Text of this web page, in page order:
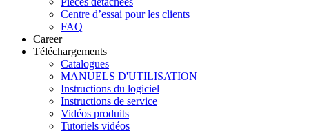
Centre d’essai pour les clients
FAQ
Career
Téléchargements
Catalogues
MANUELS D'UTILISATION
Instructions du logiciel
Instructions de service
Vidéos produits
Tutoriels vidéos